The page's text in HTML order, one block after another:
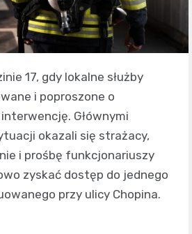
17, gdy lokalne służby
i poproszone o
Głównymi
okazali się strażacy,
i prośbę funkcjonariuszy
zyskać dostęp do jednego
przy ulicy Chopina.